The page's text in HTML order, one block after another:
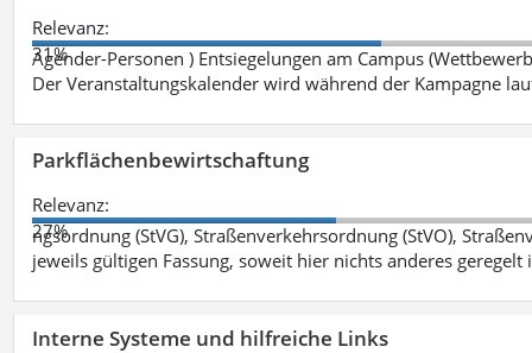
Relevanz:
31%
Agender-Personen ) Entsiegelungen am Campus
Der Veranstaltungskalender wird während der Kampagne
Parkflächenbewirtschaftung
Relevanz:
27%
ngsordnung (StVG), Straßenverkehrsordnung (StVO),
jeweils gültigen Fassung, soweit hier nichts anderes geregelt
Interne Systeme und hilfreiche Links